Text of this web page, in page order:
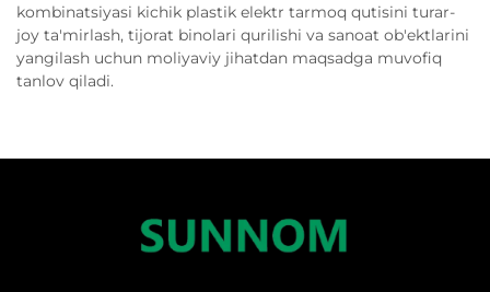
kombinatsiyasi kichik plastik elektr tarmoq qutisini turar-
joy ta'mirlash, tijorat binolari qurilishi va sanoat ob'ektlarini
yangilash uchun moliyaviy jihatdan maqsadga muvofiq
tanlov qiladi.